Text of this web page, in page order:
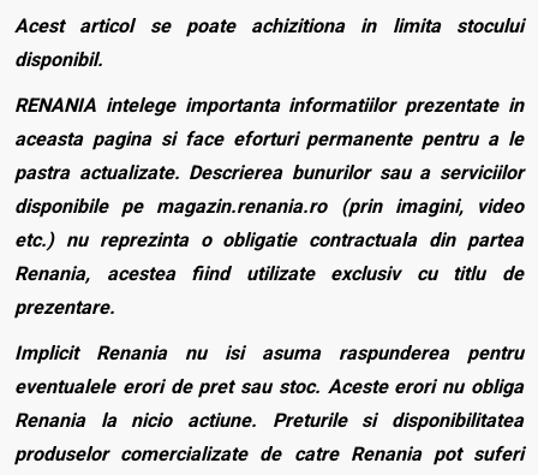
Acest articol se poate achizitiona in limita stocului
disponibil.
RENANIA intelege importanta informatiilor prezentate in
aceasta pagina si face eforturi permanente pentru a le
pastra actualizate. Descrierea bunurilor sau a serviciilor
disponibile pe magazin.renania.ro (prin imagini, video
etc.) nu reprezinta o obligatie contractuala din partea
Renania, acestea fiind utilizate exclusiv cu titlu de
prezentare.
Implicit Renania nu isi asuma raspunderea pentru
eventualele erori de pret sau stoc. Aceste erori nu obliga
Renania la nicio actiune. Preturile si disponibilitatea
produselor comercializate de catre Renania pot suferi